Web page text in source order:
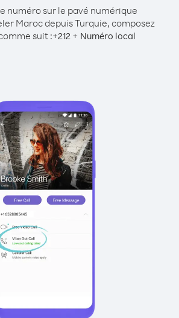
numéro sur le pavé numérique
Maroc depuis Turquie, composez
suit :+212+ Numéro local